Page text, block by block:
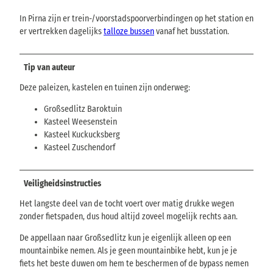
In Pirna zijn er trein-/voorstadspoorverbindingen op het station en
er vertrekken dagelijkstalloze bussenvanaf het busstation.
Tip van auteur
Deze paleizen, kastelen en tuinen zijn onderweg:
Großsedlitz Baroktuin
Kasteel Weesenstein
Kasteel Kuckucksberg
Kasteel Zuschendorf
Veiligheidsinstructies
Het langste deel van de tocht voert over matig drukke wegen
zonder fietspaden, dus houd altijd zoveel mogelijk rechts aan.
De appellaan naar Großsedlitz kun je eigenlijk alleen op een
mountainbike nemen. Als je geen mountainbike hebt, kun je je
fiets het beste duwen om hem te beschermen of de bypass nemen